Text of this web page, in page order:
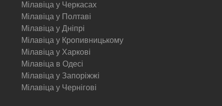
Мілавіца у Черкасах
Мілавіца у Полтаві
Мілавіца у Дніпрі
Мілавіца у Кропивницькому
Мілавіца у Харкові
Мілавіца в Одесі
Мілавіца у Запоріжжі
Мілавіца у Чернігові